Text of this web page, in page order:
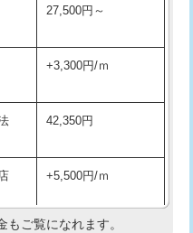
22,000円+材料費
11,000円+材料費
13,200円
16,500円
22,000円
27,500円～
+3,300円/ｍ
42,350円
+5,500円/ｍ
もご覧になれます。